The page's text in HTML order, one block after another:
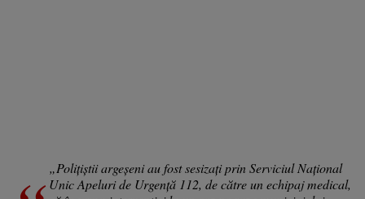
„Polițiștii argeșeni au fost sesizați prin Serviciul Național
Unic Apeluri de Urgență 112, de către un echipaj medical,